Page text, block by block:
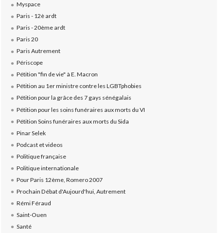
Myspace
Paris - 12è ardt
Paris - 20ème ardt
Paris 20
Paris Autrement
Périscope
Pétition "fin de vie" à E. Macron
Pétition au 1er ministre contre les LGBTphobies
Pétition pour la grâce des 7 gays sénégalais
Pétition pour les soins funéraires aux morts du VI
Pétition Soins funéraires aux morts du Sida
Pinar Selek
Podcast et videos
Politique française
Politique internationale
Pour Paris 12ème, Romero 2007
Prochain Débat d'Aujourd'hui, Autrement
Rémi Féraud
Saint-Ouen
Santé